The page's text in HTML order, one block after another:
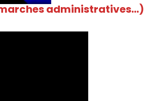
administratives…)